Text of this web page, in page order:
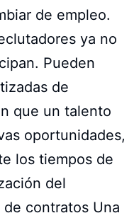
de empleo.
ya no
Pueden
de
que un talento
oportunidades,
los tiempos de
del
contratos Una